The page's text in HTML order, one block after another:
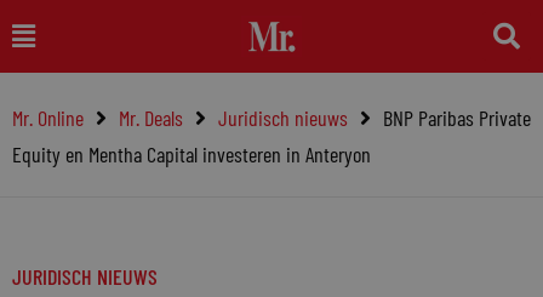
naar
inhoud
Main
Menu
Mr. Online Mr. Deals Juridisch nieuws
BNP Paribas Private
Equity en Mentha Capital investeren in Anteryon
JURIDISCH NIEUWS